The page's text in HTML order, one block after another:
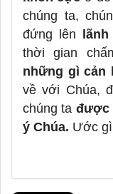
chúng ta,
đứng lên
thời gian
những gì cản
về với Chúa,
chúng ta được
ý Chúa. Ước